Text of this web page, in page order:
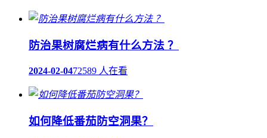
防治果树腐烂病有什么方法 ？
2024-02-0472589 人在看
如何降低番茄防空洞果？